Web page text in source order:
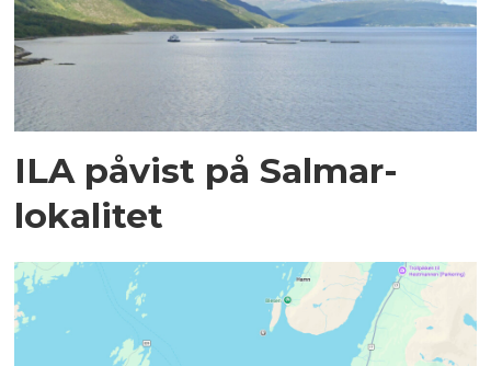
ILA påvist på Salmar-
lokalitet